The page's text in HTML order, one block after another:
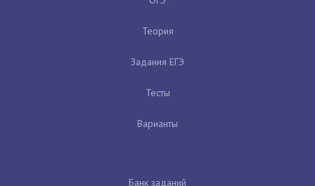
Теория
Задания ЕГЭ
Тесты
Варианты
Банк заданий